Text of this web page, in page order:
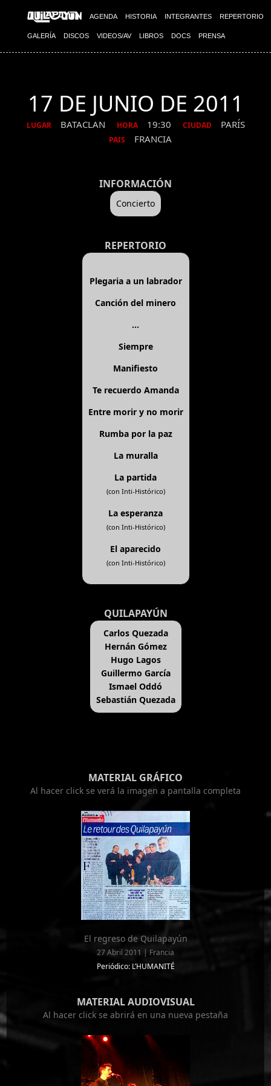
AGENDA HISTORIA INTEGRANTES REPERTORIO
GALERÍA DISCOS VIDEOS/AV LIBROS DOCS PRENSA
17 DE JUNIO DE 2011
LUGAR BATACLAN HORA 19:30 CIUDAD PARÍS
PAIS FRANCIA
INFORMACIÓN
Concierto
REPERTORIO
Plegaria a un labrador
Canción del minero
...
Siempre
Manifiesto
Te recuerdo Amanda
Entre morir y no morir
Rumba por la paz
La muralla
La partida
(con Inti-Histórico)
La esperanza
(con Inti-Histórico)
El aparecido
(con Inti-Histórico)
QUILAPAYÚN
Carlos Quezada
Hernán Gómez
Hugo Lagos
Guillermo García
Ismael Oddó
Sebastián Quezada
MATERIAL GRÁFICO
Al hacer click se verá la imagen a pantalla completa
El regreso de Quilapayún
27 Abril 2011 | Francia
Periódico: L’HUMANITÉ
MATERIAL AUDIOVISUAL
Al hacer click se abrirá en una nueva pestaña